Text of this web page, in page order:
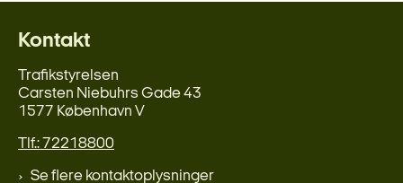
Kontakt
Trafikstyrelsen
Carsten Niebuhrs Gade 43
1577 København V
Tlf.: 72218800
Se flere kontaktoplysninger